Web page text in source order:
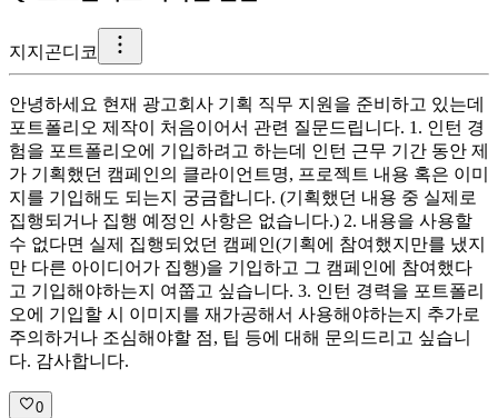
지 지곤디코
안녕하세요 현재 광고회사 기획 직무 지원을 준비하고 있는데
포트폴리오 제작이 처음이어서 관련 질문드립니다. 1. 인턴 경
험을 포트폴리오에 기입하려고 하는데 인턴 근무 기간 동안 제
가 기획했던 캠페인의 클라이언트명, 프로젝트 내용 혹은 이미
지를 기입해도 되는지 궁금합니다. (기획했던 내용 중 실제로
집행되거나 집행 예정인 사항은 없습니다.) 2. 내용을 사용할
수 없다면 실제 집행되었던 캠페인(기획에 참여했지만를 냈지
만 다른 아이디어가 집행)을 기입하고 그 캠페인에 참여했다
고 기입해야하는지 여쭙고 싶습니다. 3. 인턴 경력을 포트폴리
오에 기입할 시 이미지를 재가공해서 사용해야하는지 추가로
주의하거나 조심해야할 점, 팁 등에 대해 문의드리고 싶습니
다. 감사합니다.
0